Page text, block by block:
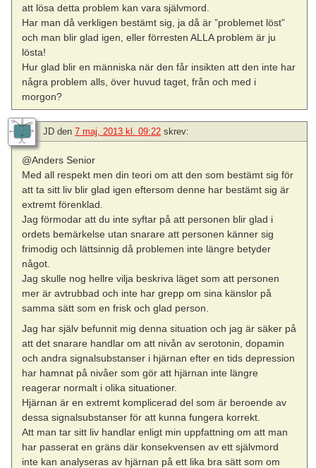
att lösa detta problem kan vara självmord.
Har man då verkligen bestämt sig, ja då är ”problemet löst”
och man blir glad igen, eller förresten ALLA problem är ju
lösta!
Hur glad blir en människa när den får insikten att den inte har
några problem alls, över huvud taget, från och med i
morgon?
JD den 7 maj, 2013 kl. 09:22 skrev:
@Anders Senior
Med all respekt men din teori om att den som bestämt sig för
att ta sitt liv blir glad igen eftersom denne har bestämt sig är
extremt förenklad.
Jag förmodar att du inte syftar på att personen blir glad i
ordets bemärkelse utan snarare att personen känner sig
frimodig och lättsinnig då problemen inte längre betyder
något.
Jag skulle nog hellre vilja beskriva läget som att personen
mer är avtrubbad och inte har grepp om sina känslor på
samma sätt som en frisk och glad person.
Jag har själv befunnit mig denna situation och jag är säker på
att det snarare handlar om att nivån av serotonin, dopamin
och andra signalsubstanser i hjärnan efter en tids depression
har hamnat på nivåer som gör att hjärnan inte längre
reagerar normalt i olika situationer.
Hjärnan är en extremt komplicerad del som är beroende av
dessa signalsubstanser för att kunna fungera korrekt.
Att man tar sitt liv handlar enligt min uppfattning om att man
har passerat en gräns där konsekvensen av ett självmord
inte kan analyseras av hjärnan på ett lika bra sätt som om